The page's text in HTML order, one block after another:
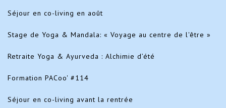
Séjour en co-living en août
Stage de Yoga & Mandala: « Voyage au centre de l'être »
Retraite Yoga & Ayurveda : Alchimie d’été
Formation PACoo' #114
Séjour en co-living avant la rentrée